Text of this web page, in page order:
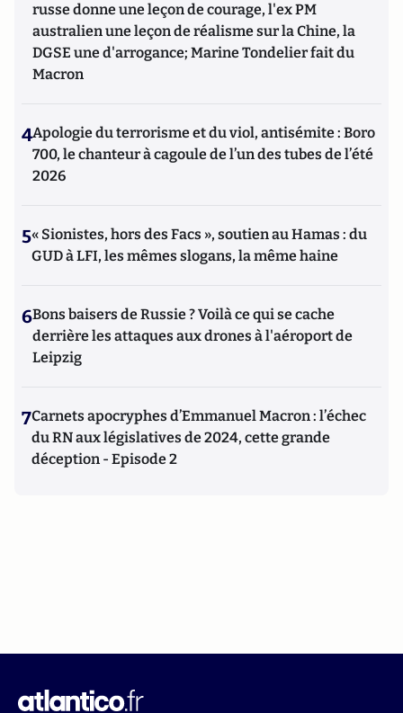
russe donne une leçon de courage, l'ex PM
australien une leçon de réalisme sur la Chine, la
DGSE une d'arrogance; Marine Tondelier fait du
Macron
4Apologie du terrorisme et du viol, antisémite : Boro
700, le chanteur à cagoule de l’un des tubes de l’été
2026
5« Sionistes, hors des Facs », soutien au Hamas : du
GUD à LFI, les mêmes slogans, la même haine
6Bons baisers de Russie ? Voilà ce qui se cache
derrière les attaques aux drones à l'aéroport de
Leipzig
7Carnets apocryphes d’Emmanuel Macron : l’échec
du RN aux législatives de 2024, cette grande
déception - Episode 2